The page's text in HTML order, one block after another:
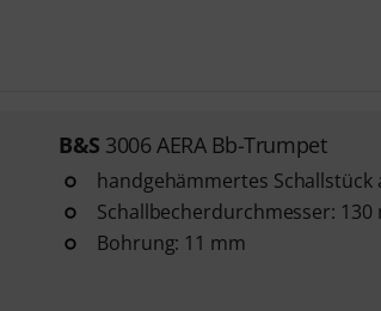
B&S 3006 AERA Bb-Trumpet
handgehämmertes Schallstück
Schallbecherdurchmesser: 130
Bohrung: 11 mm